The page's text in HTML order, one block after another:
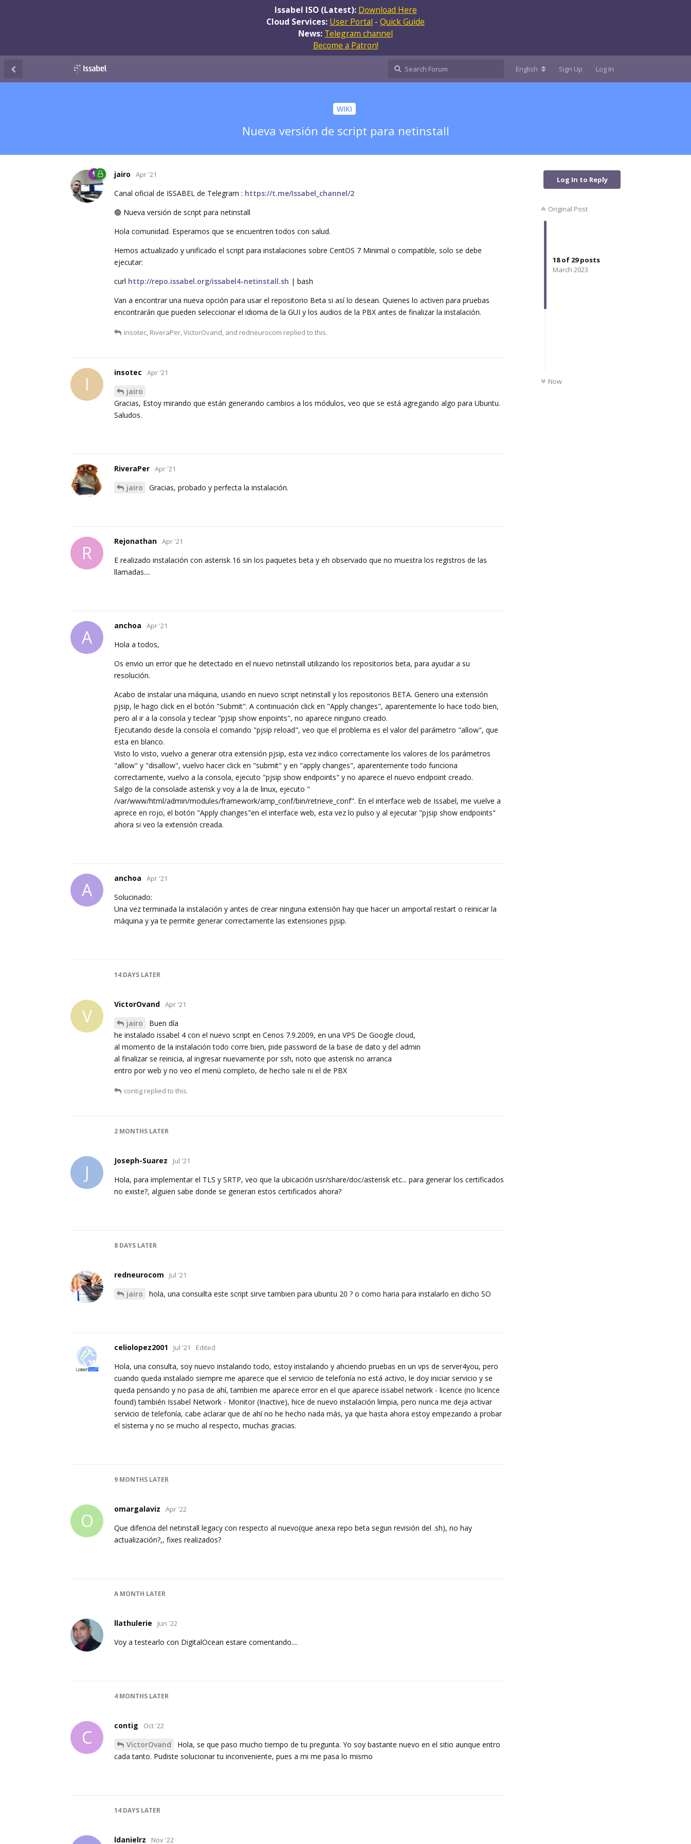
Issabel ISO (Latest): Download Here
Cloud Services: User Portal - Quick Guide
News: Telegram channel
Become a Patron!
English Sign Up Log In
WIKI
Nueva versión de script para netinstall
Log In to Reply
Original Post
18of 29posts
March 2023
Now
jairo Apr '21
Canal oficial de ISSABEL de Telegram : https://t.me/Issabel_channel/2
🟢 Nueva versión de script para netinstall
Hola comunidad. Esperamos que se encuentren todos con salud.
Hemos actualizado y unificado el script para instalaciones sobre CentOS 7 Minimal o compatible, solo se debe
ejecutar:
curl http://repo.issabel.org/issabel4-netinstall.sh | bash
Van a encontrar una nueva opción para usar el repositorio Beta si así lo desean. Quienes lo activen para pruebas
encontrarán que pueden seleccionar el idioma de la GUI y los audios de la PBX antes de finalizar la instalación.
insotec, RiveraPer,VictorOvand, and redneurocom replied to this.
I
insotec Apr '21
jairo
Gracias, Estoy mirando que están generando cambios a los módulos, veo que se está agregando algo para Ubuntu.
Saludos.
RiveraPer Apr '21
jairo Gracias, probado y perfecta la instalación.
R
Rejonathan Apr '21
E realizado instalación con asterisk 16 sin los paquetes beta y eh observado que no muestra los registros de las
llamadas....
A
anchoa Apr '21
Hola a todos,
Os envio un error que he detectado en el nuevo netinstall utilizando los repositorios beta, para ayudar a su
resolución.
Acabo de instalar una máquina, usando en nuevo script netinstall y los repositorios BETA. Genero una extensión
pjsip, le hago click en el botón "Submit". A continuación click en "Apply changes", aparentemente lo hace todo bien,
pero al ir a la consola y teclear "pjsip show enpoints", no aparece ninguno creado.
Ejecutando desde la consola el comando "pjsip reload", veo que el problema es el valor del parámetro "allow", que
esta en blanco.
Visto lo visto, vuelvo a generar otra extensión pjsip, esta vez indico correctamente los valores de los parámetros
"allow" y "disallow", vuelvo hacer click en "submit" y en "apply changes", aparentemente todo funciona
correctamente, vuelvo a la consola, ejecuto "pjsip show endpoints" y no aparece el nuevo endpoint creado.
Salgo de la consolade asterisk y voy a la de linux, ejecuto "
/var/www/html/admin/modules/framework/amp_conf/bin/retrieve_conf". En el interface web de Issabel, me vuelve a
aprece en rojo, el botón "Apply changes"en el interface web, esta vez lo pulso y al ejecutar "pjsip show endpoints"
ahora si veo la extensión creada.
A
anchoa Apr '21
Solucinado:
Una vez terminada la instalación y antes de crear ninguna extensión hay que hacer un amportal restart o reinicar la
máquina y ya te permite generar correctamente las extensiones pjsip.
14 DAYS LATER
V
VictorOvand Apr '21
jairo
Buen día
he instalado issabel 4 con el nuevo script en Cenos 7.9.2009, en una VPS De Google cloud,
al momento de la instalación todo corre bien, pide password de la base de dato y del admin
al finalizar se reinicia, al ingresar nuevamente por ssh, noto que asterisk no arranca
entro por web y no veo el menú completo, de hecho sale ni el de PBX
contig replied to this.
2 MONTHS LATER
J
Joseph-Suarez Jul '21
Hola, para implementar el TLS y SRTP, veo que la ubicación usr/share/doc/asterisk etc... para generar los certificados
no existe?, alguien sabe donde se generan estos certificados ahora?
8 DAYS LATER
redneurocom Jul '21
jairo hola, una consuilta este script sirve tambien para ubuntu 20 ? o como haria para instalarlo en dicho SO
celiolopez2001 Jul '21 Edited
Hola, una consulta, soy nuevo instalando todo, estoy instalando y ahciendo pruebas en un vps de server4you, pero
cuando queda instalado siempre me aparece que el servicio de telefonía no está activo, le doy iniciar servicio y se
queda pensando y no pasa de ahí, tambien me aparece error en el que aparece issabel network - licence (no licence
found) también Issabel Network - Monitor (Inactive), hice de nuevo instalación limpia, pero nunca me deja activar
servicio de telefonía, cabe aclarar que de ahí no he hecho nada más, ya que hasta ahora estoy empezando a probar
el sistema y no se mucho al respecto, muchas gracias.
9 MONTHS LATER
O
omargalaviz Apr '22
Que difencia del netinstall legacy con respecto al nuevo(que anexa repo beta segun revisión del .sh), no hay
actualización?,, fixes realizados?
A MONTH LATER
llathulerie Jun '22
Voy a testearlo con DigitalOcean estare comentando....
4 MONTHS LATER
C
contig Oct '22
VictorOvand
Hola, se que paso mucho tiempo de tu pregunta. Yo soy bastante nuevo en el sitio aunque entro
cada tanto. Pudiste solucionar tu inconveniente, pues a mi me pasa lo mismo
14 DAYS LATER
ldanielrz Nov '22